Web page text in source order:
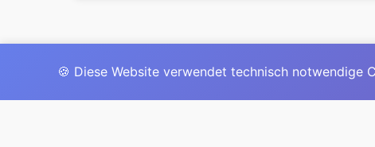
🍪 Diese Website verwendet technisch notwendige